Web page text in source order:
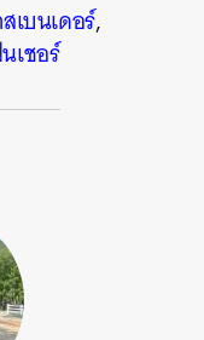
เบนเดอร์,
เชอร์